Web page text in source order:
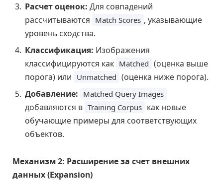
Расчет оценок: Для совпадений
рассчитываются Match Scores , указывающие
уровень сходства.
Классификация: Изображения
классифицируются как Matched (оценка выше
порога) или Unmatched (оценка ниже порога).
Добавление: Matched Query Images
добавляются в Training Corpus как новые
обучающие примеры для соответствующих
объектов.
Механизм 2: Расширение за счет внешних
данных (Expansion)